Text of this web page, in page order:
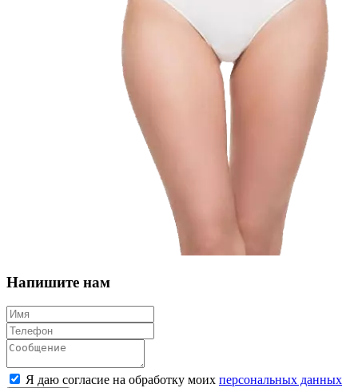
Напишите нам
Я даю согласие на обработку моих персональных данных